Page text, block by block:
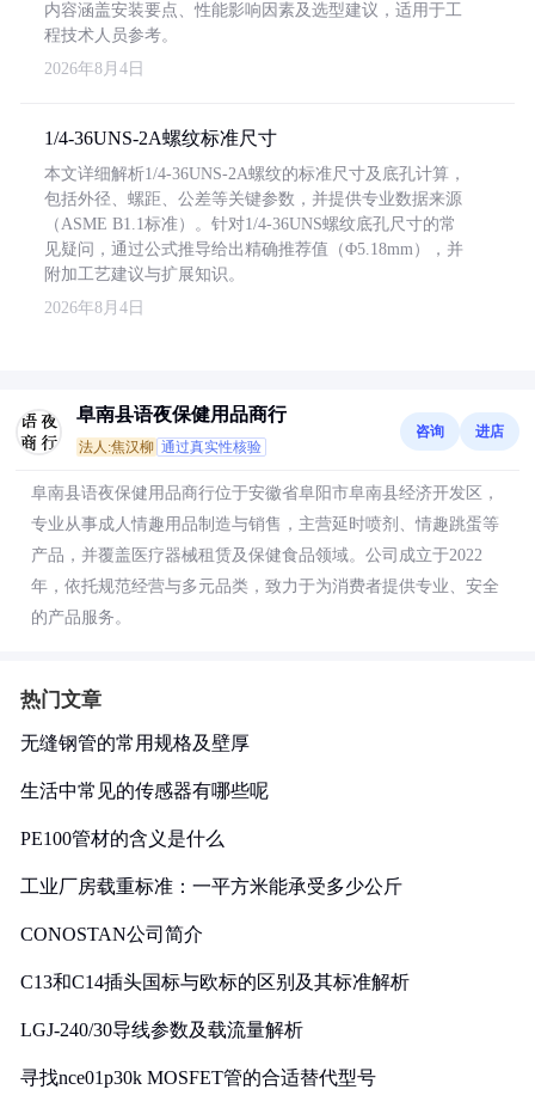
内容涵盖安装要点、性能影响因素及选型建议，适用于工
程技术人员参考。
2026年8月4日
1/4-36UNS-2A螺纹标准尺寸
本文详细解析1/4-36UNS-2A螺纹的标准尺寸及底孔计算，
包括外径、螺距、公差等关键参数，并提供专业数据来源
（ASME B1.1标准）。针对1/4-36UNS螺纹底孔尺寸的常
见疑问，通过公式推导给出精确推荐值（Φ5.18mm），并
附加工艺建议与扩展知识。
2026年8月4日
阜南县语夜保健用品商行
法人:焦汉柳 通过真实性核验
咨询 进店
阜南县语夜保健用品商行位于安徽省阜阳市阜南县经济开发区，
专业从事成人情趣用品制造与销售，主营延时喷剂、情趣跳蛋等
产品，并覆盖医疗器械租赁及保健食品领域。公司成立于2022
年，依托规范经营与多元品类，致力于为消费者提供专业、安全
的产品服务。
热门文章
无缝钢管的常用规格及壁厚
生活中常见的传感器有哪些呢
PE100管材的含义是什么
工业厂房载重标准：一平方米能承受多少公斤
CONOSTAN公司简介
C13和C14插头国标与欧标的区别及其标准解析
LGJ-240/30导线参数及载流量解析
寻找nce01p30k MOSFET管的合适替代型号